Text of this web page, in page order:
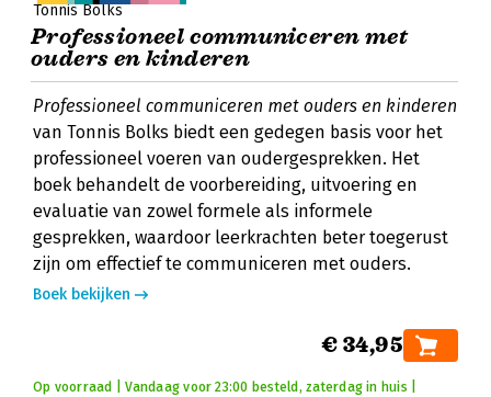
Tonnis Bolks
Professioneel communiceren met
ouders en kinderen
Professioneel communiceren met ouders en kinderen
van Tonnis Bolks biedt een gedegen basis voor het
professioneel voeren van oudergesprekken. Het
boek behandelt de voorbereiding, uitvoering en
evaluatie van zowel formele als informele
gesprekken, waardoor leerkrachten beter toegerust
zijn om effectief te communiceren met ouders.
Boek bekijken
€ 34,95
Op voorraad | Vandaag voor 23:00 besteld, zaterdag in huis |